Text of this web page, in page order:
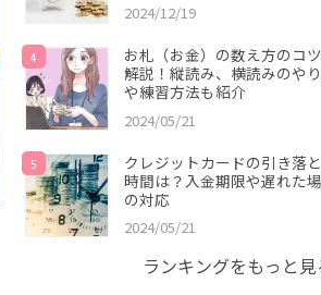
2024/12/19
4
お札（お金）の数え方のコ
解説！縦読み、横読みのや
や練習方法も紹介
2024/05/21
5
クレジットカードの引き落
時間は？入金期限や遅れた
の対応
2024/05/21
ランキングをもっと見